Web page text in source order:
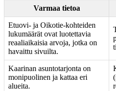
Varmaa tietoa
Etuovi- ja Oikotie-kohteiden
lukumäärät ovat luotettavia
reaaliaikaisia arvoja, jotka on
havaittu sivuilta.
Kaarinan asuntotarjonta on
monipuolinen ja kattaa eri
alueita.